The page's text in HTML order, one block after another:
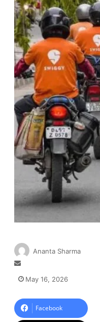
Ananta Sharma
e
a
n
May 16, 2026
Facebook